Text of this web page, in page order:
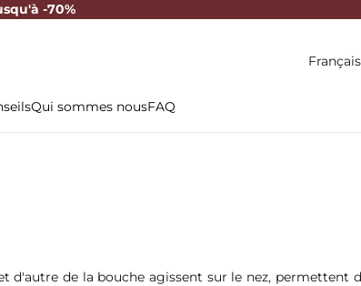
-70%
Français
Qui sommes nousFAQ
de la bouche agissent sur le nez, permettent